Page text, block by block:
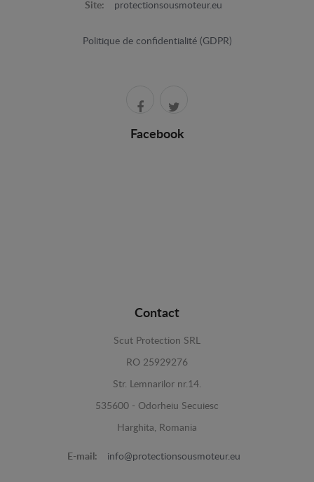
Site: protectionsousmoteur.eu
Politique de confidentialité (GDPR)
Facebook
Contact
Scut Protection SRL
RO 25929276
Str. Lemnarilor nr.14.
535600 - Odorheiu Secuiesc
Harghita, Romania
E-mail: info@protectionsousmoteur.eu